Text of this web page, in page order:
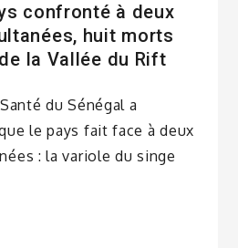
confronté à deux
huit morts
la Vallée du Rift
du Sénégal a
le pays fait face à deux
: la variole du singe